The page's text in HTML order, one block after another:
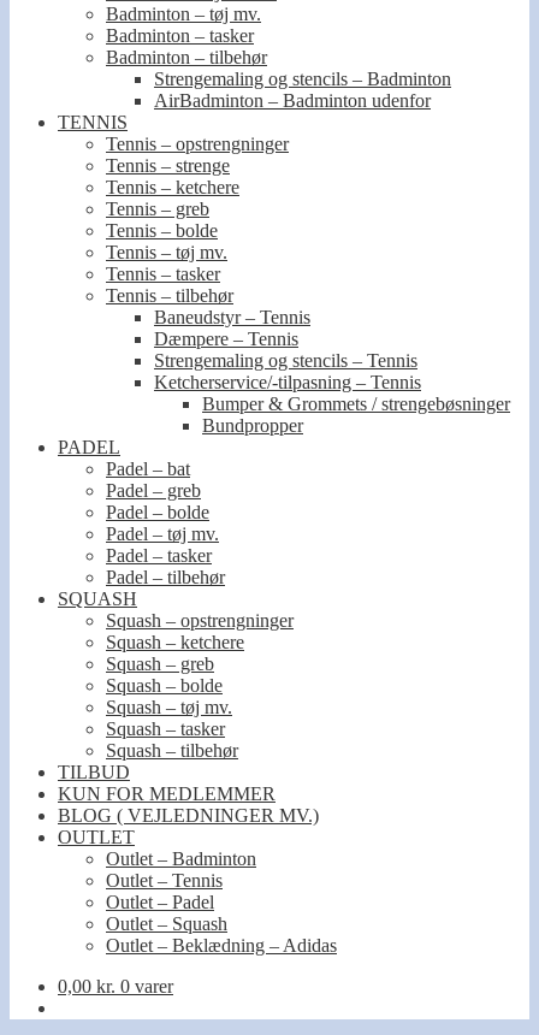
Badminton – tøj mv.
Badminton – tasker
Badminton – tilbehør
Strengemaling og stencils – Badminton
AirBadminton – Badminton udenfor
TENNIS
Tennis – opstrengninger
Tennis – strenge
Tennis – ketchere
Tennis – greb
Tennis – bolde
Tennis – tøj mv.
Tennis – tasker
Tennis – tilbehør
Baneudstyr – Tennis
Dæmpere – Tennis
Strengemaling og stencils – Tennis
Ketcherservice/-tilpasning – Tennis
Bumper & Grommets / strengebøsninger
Bundpropper
PADEL
Padel – bat
Padel – greb
Padel – bolde
Padel – tøj mv.
Padel – tasker
Padel – tilbehør
SQUASH
Squash – opstrengninger
Squash – ketchere
Squash – greb
Squash – bolde
Squash – tøj mv.
Squash – tasker
Squash – tilbehør
TILBUD
KUN FOR MEDLEMMER
BLOG ( VEJLEDNINGER MV.)
OUTLET
Outlet – Badminton
Outlet – Tennis
Outlet – Padel
Outlet – Squash
Outlet – Beklædning – Adidas
0,00 kr. 0 varer